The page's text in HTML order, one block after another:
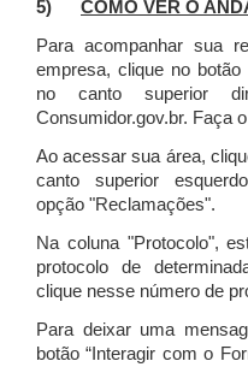
5) COMO VER O
Para acompanhar sua
empresa, clique no botão
no canto superior
Consumidor.gov.br. Faça
Ao acessar sua área,
canto superior
opção "Reclamações".
Na coluna "Protocolo",
protocolo de
clique nesse número de
Para deixar uma
botão “Interagir com o